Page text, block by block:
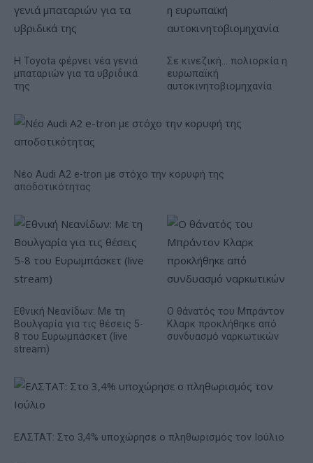
Η Toyota φέρνει νέα γενιά
μπαταριών για τα υβριδικά
της
Σε κινεζική… πολιορκία η
ευρωπαϊκή
αυτοκινητοβιομηχανία
Νέο Audi A2 e-tron με στόχο την κορυφή της
αποδοτικότητας
Εθνική Νεανίδων: Με τη
Βουλγαρία για τις θέσεις 5-
8 του Ευρωμπάσκετ (live
stream)
O θάνατός του Μπράντον
Κλαρκ προκλήθηκε από
συνδυασμό ναρκωτικών
ΕΛΣΤΑΤ: Στο 3,4% υποχώρησε ο πληθωρισμός τον Ιούλιο